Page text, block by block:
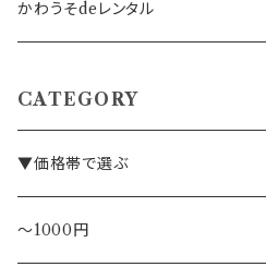
デザイナー
かわうそdeレンタル
CATEGORY
▼価格帯で選ぶ
～1000円